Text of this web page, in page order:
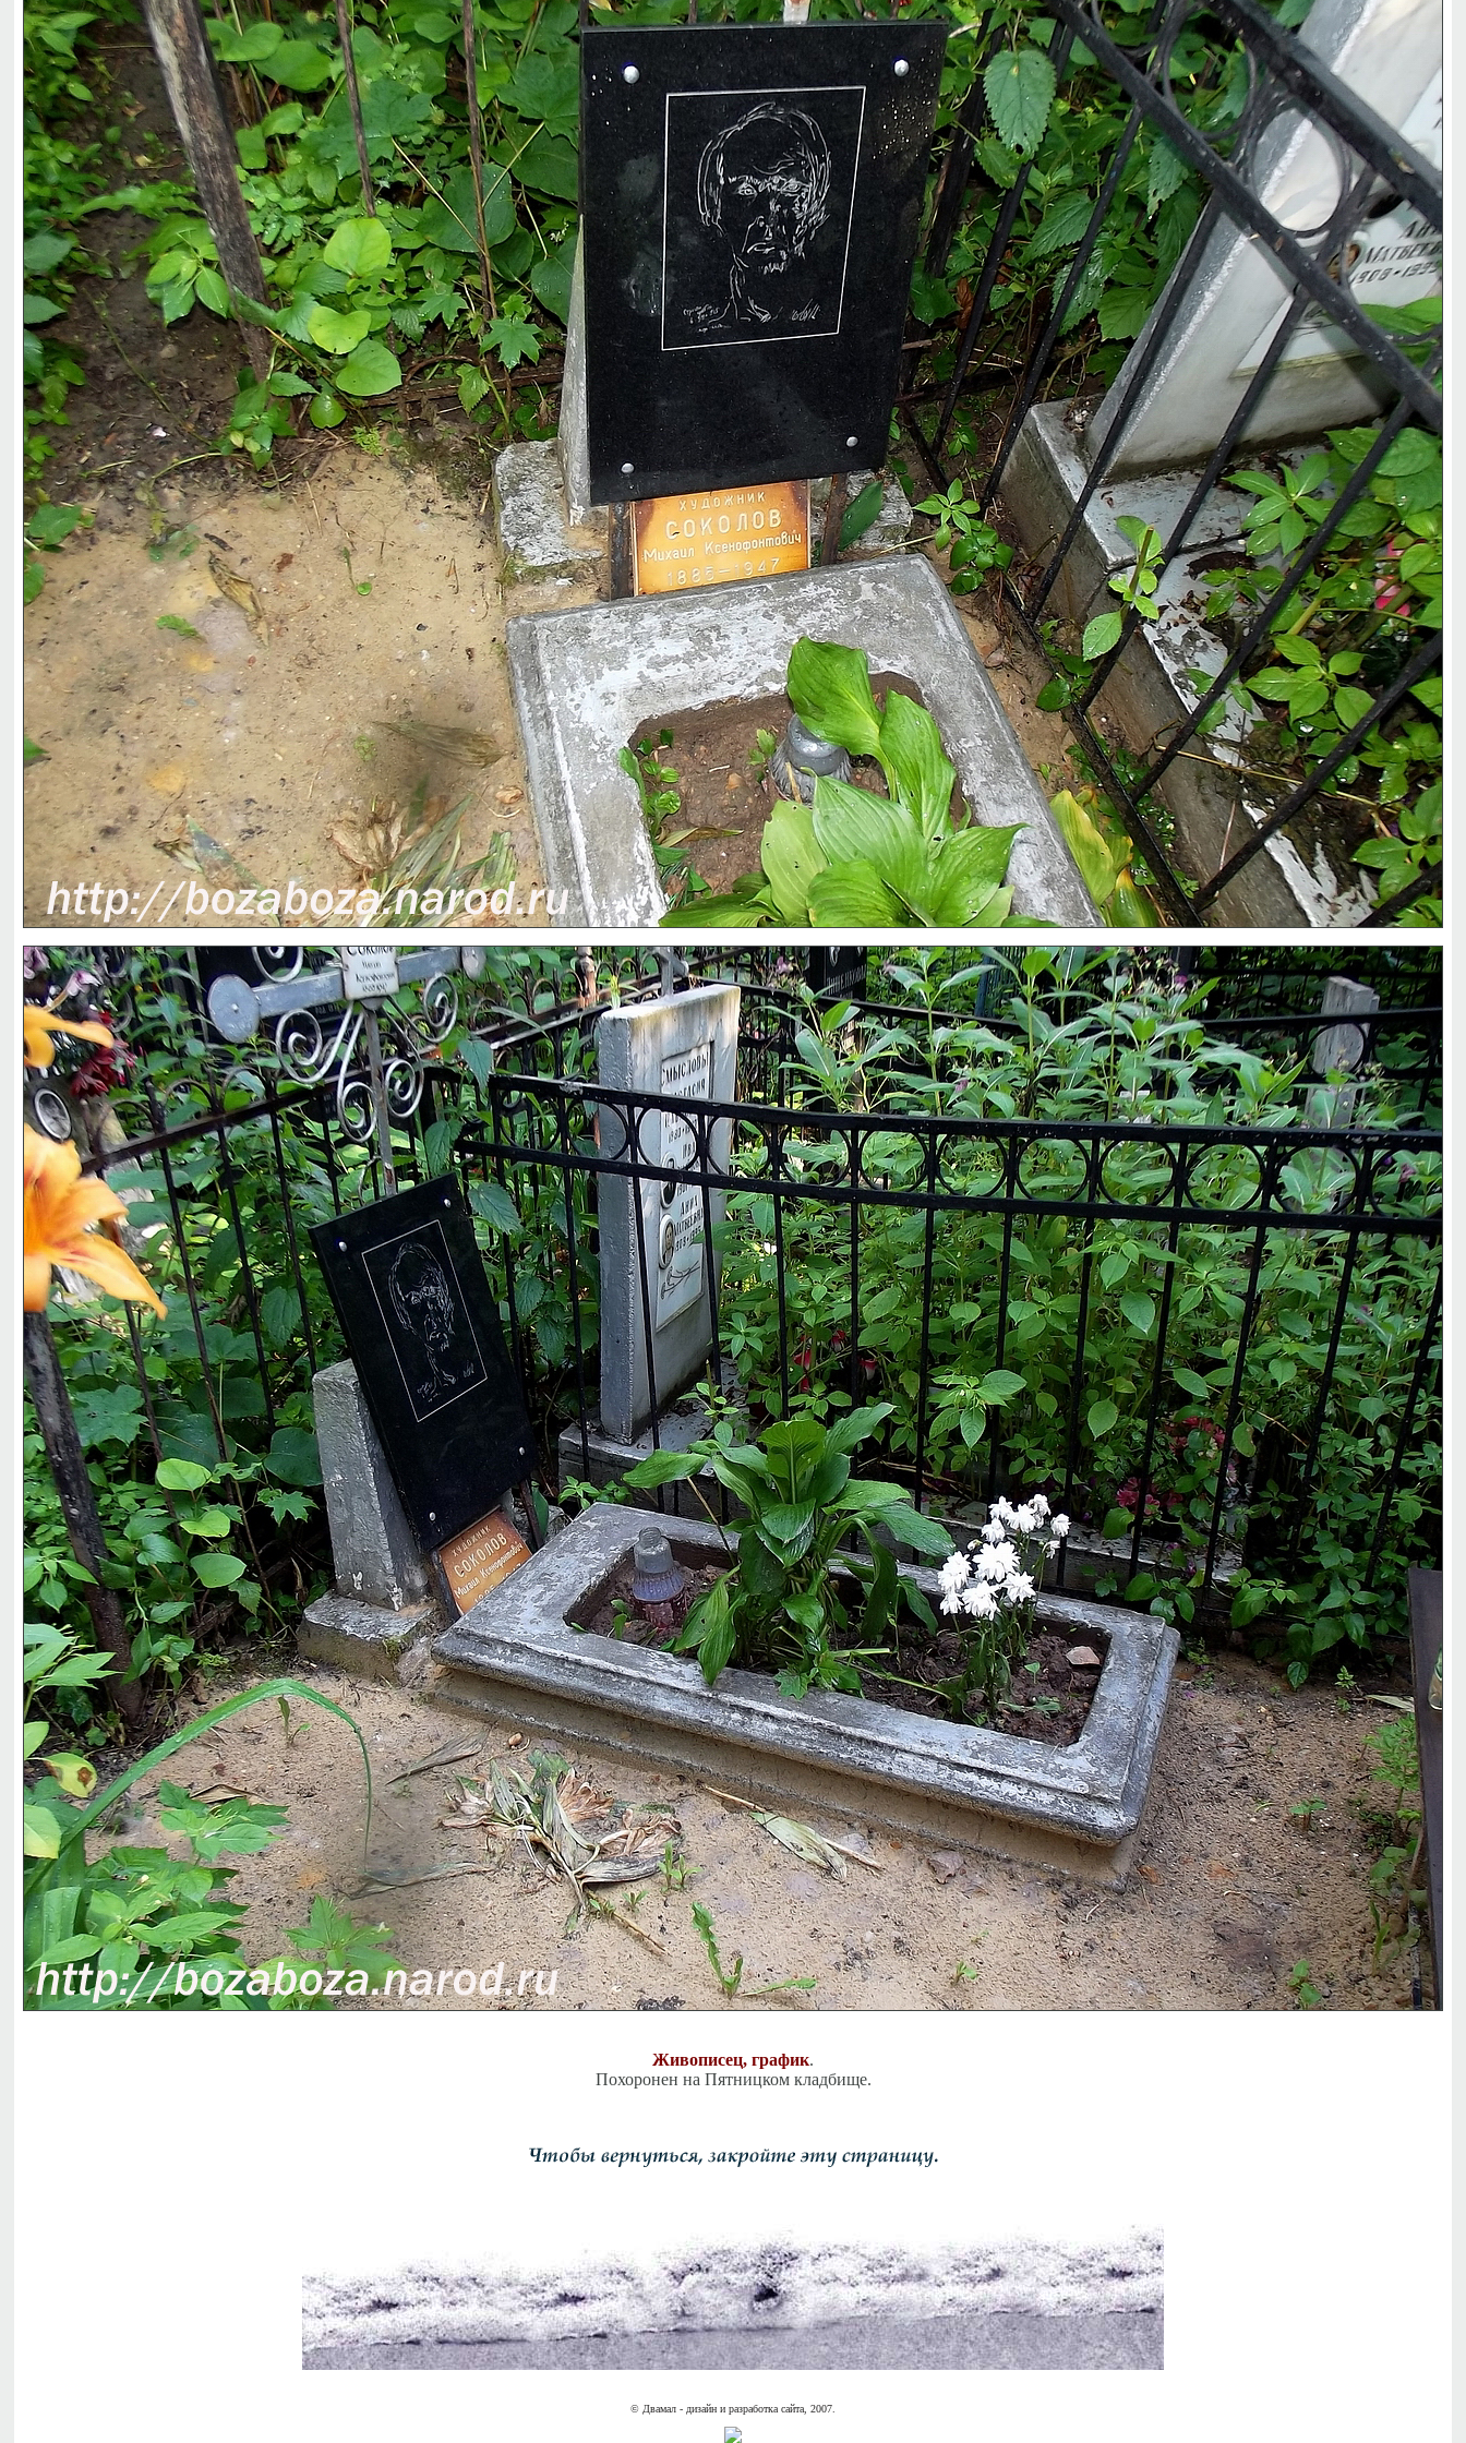
Живописец, график.
Похоронен на Пятницком кладбище.
© Двамал - дизайн и разработка сайта, 2007.